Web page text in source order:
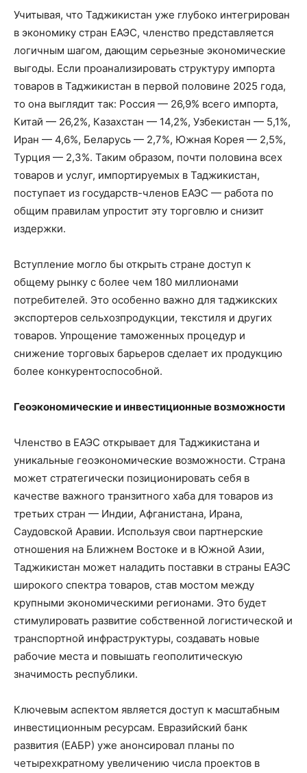
Учитывая, что Таджикистан уже глубоко интегрирован
в экономику стран ЕАЭС, членство представляется
логичным шагом, дающим серьезные экономические
выгоды. Если проанализировать структуру импорта
товаров в Таджикистан в первой половине 2025 года,
то она выглядит так: Россия — 26,9% всего импорта,
Китай — 26,2%, Казахстан — 14,2%, Узбекистан — 5,1%,
Иран — 4,6%, Беларусь — 2,7%, Южная Корея — 2,5%,
Турция — 2,3%. Таким образом, почти половина всех
товаров и услуг, импортируемых в Таджикистан,
поступает из государств-членов ЕАЭС — работа по
общим правилам упростит эту торговлю и снизит
издержки.
Вступление могло бы открыть стране доступ к
общему рынку с более чем 180 миллионами
потребителей. Это особенно важно для таджикских
экспортеров сельхозпродукции, текстиля и других
товаров. Упрощение таможенных процедур и
снижение торговых барьеров сделает их продукцию
более конкурентоспособной.
Геоэкономические и инвестиционные возможности
Членство в ЕАЭС открывает для Таджикистана и
уникальные геоэкономические возможности. Страна
может стратегически позиционировать себя в
качестве важного транзитного хаба для товаров из
третьих стран — Индии, Афганистана, Ирана,
Саудовской Аравии. Используя свои партнерские
отношения на Ближнем Востоке и в Южной Азии,
Таджикистан может наладить поставки в страны ЕАЭС
широкого спектра товаров, став мостом между
крупными экономическими регионами. Это будет
стимулировать развитие собственной логистической и
транспортной инфраструктуры, создавать новые
рабочие места и повышать геополитическую
значимость республики.
Ключевым аспектом является доступ к масштабным
инвестиционным ресурсам. Евразийский банк
развития (ЕАБР) уже анонсировал планы по
четырехкратному увеличению числа проектов в